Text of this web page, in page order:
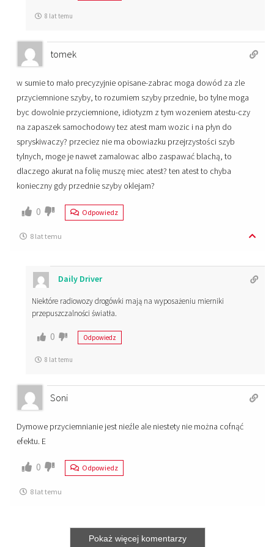
8 lat temu
tomek
w sumie to mało precyzyjnie opisane-zabrac moga dowód za zle
przyciemnione szyby, to rozumiem szyby przednie, bo tylne moga
byc dowolnie przyciemnione, idiotyzm z tym wozeniem atestu-czy
na zapaszek samochodowy tez atest mam wozic i na płyn do
spryskiwaczy? przeciez nie ma obowiazku przejrzystości szyb
tylnych, moge je nawet zamalowac albo zaspawać blachą, to
dlaczego akurat na folię muszę miec atest? ten atest to chyba
konieczny gdy przednie szyby oklejam?
0 Odpowiedz
8 lat temu
Daily Driver
Niektóre radiowozy drogówki mają na wyposażeniu mierniki
przepuszczalności światła.
0 Odpowiedz
8 lat temu
Soni
Dymowe przyciemnianie jest nieźle ale niestety nie można cofnąć
efektu. E
0 Odpowiedz
8 lat temu
Pokaż więcej komentarzy